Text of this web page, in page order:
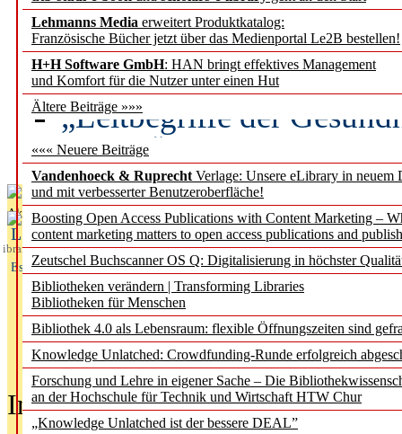
Lehmanns Media erweitert Produktkatalog:
Französische Bücher jetzt über das Medienportal Le2B bestellen!
H+H Software GmbH: HAN bringt effektives Management
und Komfort für die Nutzer unter einen Hut
Ältere Beiträge »»»
««« Neuere Beiträge
Vandenhoeck & Ruprecht Verlage: Unsere eLibrary in neuem
und mit verbesserter Benutzeroberfläche!
Boosting Open Access Publications with Content Marketing –
content marketing matters to open access publications and
Zeutschel Buchscanner OS Q: Digitalisierung in höchster
Bibliotheken verändern | Transforming Libraries
Bibliotheken für Menschen
Bibliothek 4.0 als Lebensraum: flexible Öffnungszeiten sind
Knowledge Unlatched: Crowdfunding-Runde erfolgreich
Forschung und Lehre in eigener Sache – Die
an der Hochschule für Technik und Wirtschaft HTW Chur
„Knowledge Unlatched ist der bessere DEAL”
Künstliche Intelligenz
besser zu verstehen
„Leitbegriffe der
des BIÖG erscheinen
Aktuelles aus
L
ibrary
Essentials
In der Ausgabe06/2026(August